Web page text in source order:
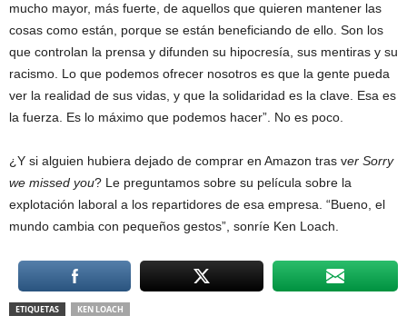
mucho mayor, más fuerte, de aquellos que quieren mantener las
cosas como están, porque se están beneficiando de ello. Son los
que controlan la prensa y difunden su hipocresía, sus mentiras y su
racismo. Lo que podemos ofrecer nosotros es que la gente pueda
ver la realidad de sus vidas, y que la solidaridad es la clave. Esa es
la fuerza. Es lo máximo que podemos hacer”. No es poco.
¿Y si alguien hubiera dejado de comprar en Amazon tras ver Sorry
we missed you? Le preguntamos sobre su película sobre la
explotación laboral a los repartidores de esa empresa. “Bueno, el
mundo cambia con pequeños gestos”, sonríe Ken Loach.
ETIQUETAS KEN LOACH